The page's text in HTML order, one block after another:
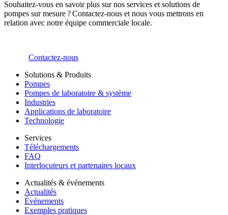
Souhaitez-vous en savoir plus sur nos services et solutions de
pompes sur mesure ? Contactez-nous et nous vous mettrons en
relation avec notre équipe commerciale locale.
Contactez-nous
Solutions & Produits
Pompes
Pompes de laboratoire & système
Industries
Applications de laboratoire
Technologie
Services
Téléchargements
FAQ
Interlocuteurs et partenaires locaux
Actualités & événements
Actualités
Événements
Exemples pratiques